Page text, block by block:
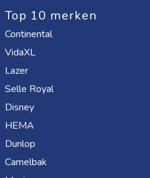
Top 10 merken
Continental
VidaXL
Lazer
Selle Royal
Disney
HEMA
Dunlop
Camelbak